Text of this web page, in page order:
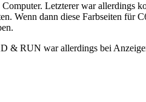
Letzterer war
Wenn dann diese Farbseiten
RUN war allerdings bei